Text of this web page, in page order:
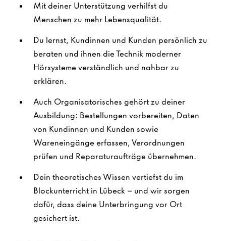
Mit deiner Unterstützung verhilfst du
Menschen zu mehr Lebensqualität.
Du lernst, Kundinnen und Kunden persönlich zu
beraten und ihnen die Technik moderner
Hörsysteme verständlich und nahbar zu
erklären.
Auch Organisatorisches gehört zu deiner
Ausbildung: Bestellungen vorbereiten, Daten
von Kundinnen und Kunden sowie
Wareneingänge erfassen, Verordnungen
prüfen und Reparaturaufträge übernehmen.
Dein theoretisches Wissen vertiefst du im
Blockunterricht in Lübeck – und wir sorgen
dafür, dass deine Unterbringung vor Ort
gesichert ist.